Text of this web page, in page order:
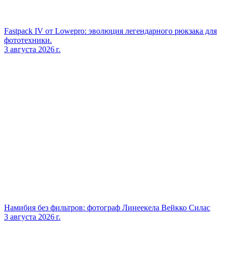
Fastpack IV от Lowepro: эволюция легендарного рюкзака для
фототехники.
3 августа 2026 г.
Намибия без фильтров: фотограф Линеекела Вейкко Силас
3 августа 2026 г.